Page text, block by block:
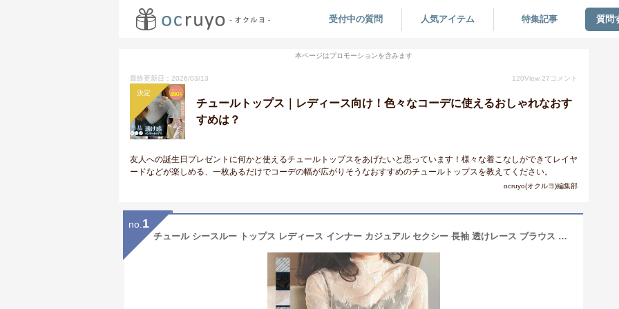
受付中の質問 人気アイテム 特集記事 質問
本ページはプロモーションを含みます
最終更新日：2026/03/13 120View 27 コメント
決定
チュールトップス｜レディース向け！色々なコーデに使えるおしゃれなおす
すめは？
友人への誕生日プレゼントに何かと使えるチュールトップスをあげたいと思っています！様々な着こなしができてレイヤ
ードなどが楽しめる、一枚あるだけでコーデの幅が広がりそうなおすすめのチュールトップスを教えてください。
ocruyo(オクルヨ)編集部
no. 1
チュール シースルー トップス レディース インナー カジュアル セクシー 長袖 透けレース ブラウス エレガントシャツ 刺繍 フォーマル パーティー 立ち襟 伸縮性 ストレッチ タンクトップ おしゃれ 透け感 ゆったり 送料無料